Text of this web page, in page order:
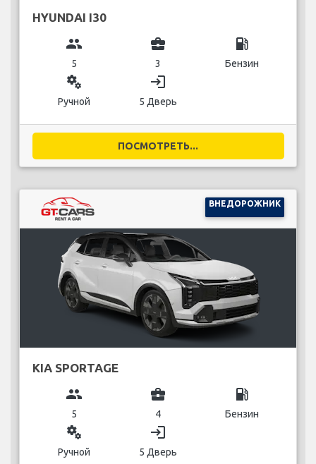
HYUNDAI I30
group
5
business_center
3
local_gas_station
Бензин
miscellaneous_services
Ручной
login
5 Дверь
ПОСМОТРЕТЬ...
ВНЕДОРОЖНИК
KIA SPORTAGE
group
5
business_center
4
local_gas_station
Бензин
miscellaneous_services
Ручной
login
5 Дверь